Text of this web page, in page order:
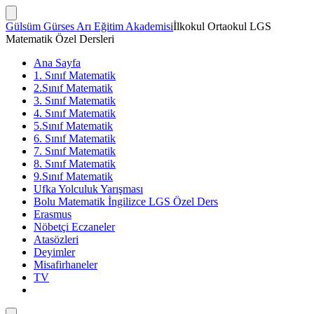
İçeriğe
atla
Arama
Çubuğunu
Göster/Gizle
Gülsüm Gürses Arı Eğitim Akademisiİlkokul Ortaokul LGS
Matematik Özel Dersleri
Ana Sayfa
1. Sınıf Matematik
2.Sınıf Matematik
3. Sınıf Matematik
4. Sınıf Matematik
5.Sınıf Matematik
6. Sınıf Matematik
7. Sınıf Matematik
8. Sınıf Matematik
9.Sınıf Matematik
Ufka Yolculuk Yarışması
Bolu Matematik İngilizce LGS Özel Ders
Erasmus
Nöbetçi Eczaneler
Atasözleri
Deyimler
Misafirhaneler
TV